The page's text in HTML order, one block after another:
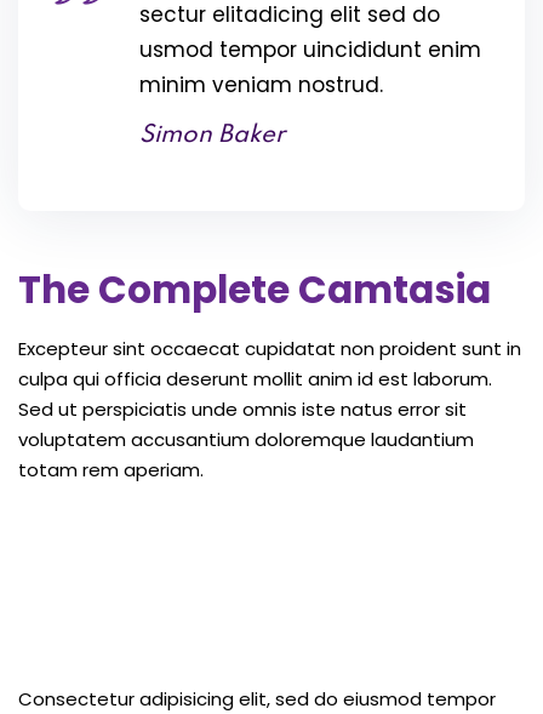
sectur elitadicing elit sed do
usmod tempor uincididunt enim
minim veniam nostrud.
Simon Baker
The Complete Camtasia
Excepteur sint occaecat cupidatat non proident sunt in
culpa qui officia deserunt mollit anim id est laborum.
Sed ut perspiciatis unde omnis iste natus error sit
voluptatem accusantium doloremque laudantium
totam rem aperiam.
Consectetur adipisicing elit, sed do eiusmod tempor